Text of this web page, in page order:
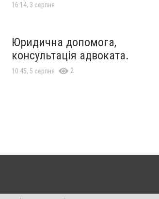
16:14, 3 серпня
Юридична допомога,
консультація адвоката.
10:45, 5 серпня 2